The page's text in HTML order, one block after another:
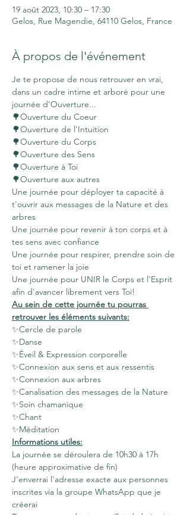
19 août 2023, 10:30 – 17:30
Gelos, Rue Magendie, 64110 Gelos, France
À propos de l'événement
Je te propose de nous retrouver en vrai,
dans un cadre intime et arboré pour une
journée d'Ouverture...
🌳Ouverture du Coeur
🌳Ouverture de l'Intuition
🌳Ouverture du Corps
🌳Ouverture des Sens
🌳Ouverture à Toi
🌳Ouverture aux autres
Une journée pour déployer ta capacité à
t'ouvrir aux messages de la Nature et des
arbres
Une journée pour revenir à ton corps et à
tes sens avec confiance
Une journée pour respirer, prendre soin de
toi et ramener la joie
Une journée pour UNIR le Corps et l'Esprit
afin d'avancer librement vers Toi!
Au sein de cette journée tu pourras
retrouver les éléments suivants:
✨Cercle de parole
✨Danse
✨Éveil & Expression corporelle
✨Connexion aux sens et aux ressentis
✨Connexion aux arbres
✨Canalisation des messages de la Nature
✨Soin chamanique
✨Chant
✨Méditation
Informations utiles:
La journée se déroulera de 10h30 à 17h
(heure approximative de fin)
J'enverrai l'adresse exacte aux personnes
inscrites via la groupe WhatsApp que je
créerai